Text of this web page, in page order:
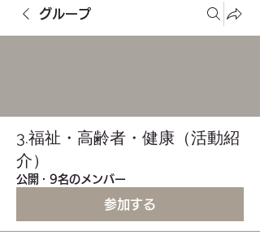
グループ
3.福祉・高齢者・健康（活動紹
介）
公開 · 9名のメンバー
参加する